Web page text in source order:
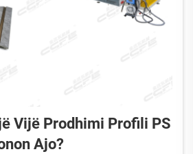
Vijë Prodhimi Profili PS
Ajo?